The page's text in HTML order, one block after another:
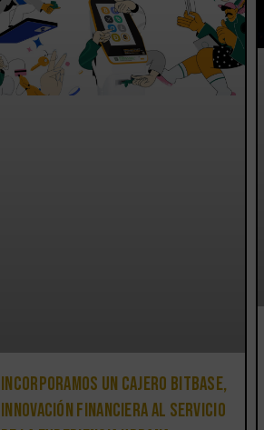
Incorporamos un cajero BitBase,
innovación financiera al servicio